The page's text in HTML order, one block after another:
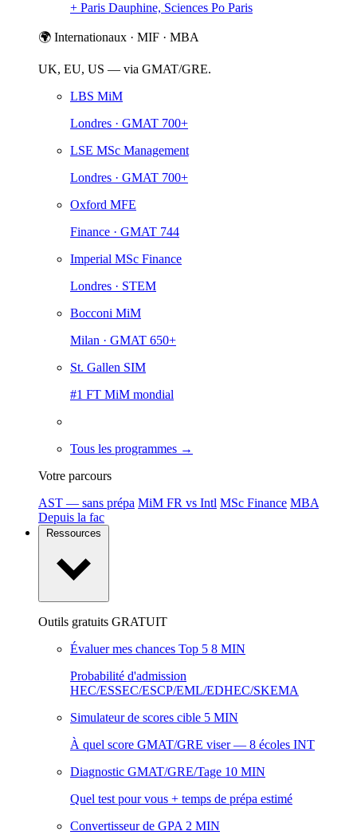
+ Paris Dauphine, Sciences Po Paris
🌍 Internationaux · MIF · MBA
UK, EU, US — via GMAT/GRE.
LBS MiM
Londres · GMAT 700+
LSE MSc Management
Londres · GMAT 700+
Oxford MFE
Finance · GMAT 744
Imperial MSc Finance
Londres · STEM
Bocconi MiM
Milan · GMAT 650+
St. Gallen SIM
#1 FT MiM mondial
Tous les programmes →
Votre parcours
AST — sans prépa MiM FR vs Intl MSc Finance MBA
Depuis la fac
Outils gratuits GRATUIT
Évaluer mes chances Top 5 8 MIN
Probabilité d'admission
HEC/ESSEC/ESCP/EML/EDHEC/SKEMA
Simulateur de scores cible 5 MIN
À quel score GMAT/GRE viser — 8 écoles INT
Diagnostic GMAT/GRE/Tage 10 MIN
Quel test pour vous + temps de prépa estimé
Convertisseur de GPA 2 MIN